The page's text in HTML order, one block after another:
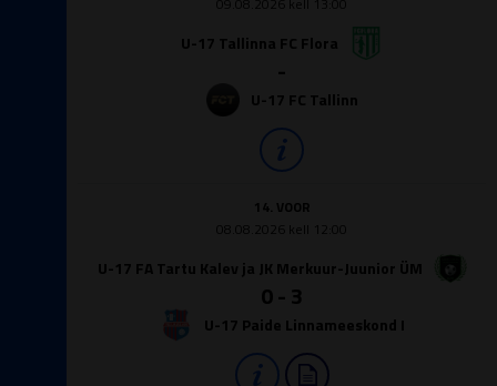
U-17 Tallinna FC Flora
-
U-17 FC Tallinn
14. VOOR
08.08.2026 kell 12:00
U-17 FA Tartu Kalev ja JK Merkuur-Juunior ÜM
0 - 3
U-17 Paide Linnameeskond I